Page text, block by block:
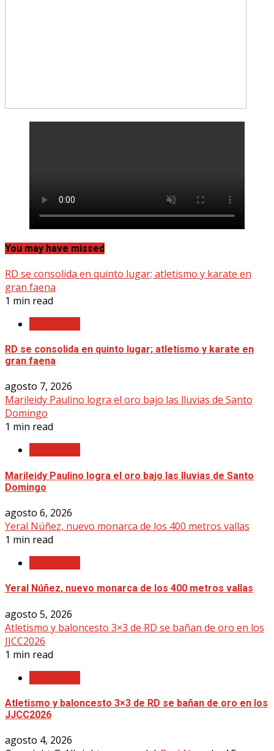
You may have missed
RD se consolida en quinto lugar; atletismo y karate en
gran faena
1 min read
RD se consolida en quinto lugar; atletismo y karate en
gran faena
agosto 7, 2026
Marileidy Paulino logra el oro bajo las lluvias de Santo
Domingo
1 min read
Marileidy Paulino logra el oro bajo las lluvias de Santo
Domingo
agosto 6, 2026
Yeral Núñez, nuevo monarca de los 400 metros vallas
1 min read
Yeral Núñez, nuevo monarca de los 400 metros vallas
agosto 5, 2026
Atletismo y baloncesto 3×3 de RD se bañan de oro en los
JJCC2026
1 min read
Atletismo y baloncesto 3×3 de RD se bañan de oro en los
JJCC2026
agosto 4, 2026